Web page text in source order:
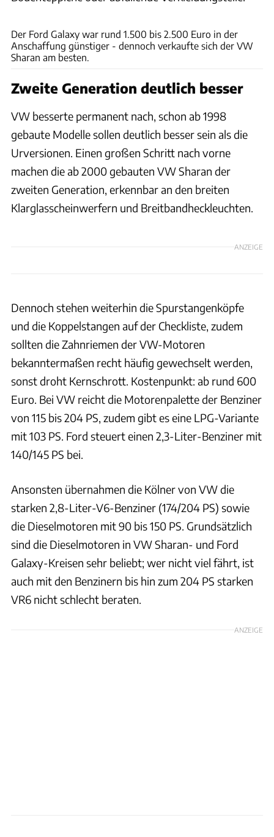
Der Ford Galaxy war rund 1.500 bis 2.500 Euro in der
Anschaffung günstiger - dennoch verkaufte sich der VW
Sharan am besten.
Zweite Generation deutlich besser
VW besserte permanent nach, schon ab 1998
gebaute Modelle sollen deutlich besser sein als die
Urversionen. Einen großen Schritt nach vorne
machen die ab 2000 gebauten VW Sharan der
zweiten Generation, erkennbar an den breiten
Klarglasscheinwerfern und Breitbandheckleuchten.
ANZEIGE
Dennoch stehen weiterhin die Spurstangenköpfe
und die Koppelstangen auf der Checkliste, zudem
sollten die Zahnriemen der VW-Motoren
bekanntermaßen recht häufig gewechselt werden,
sonst droht Kernschrott. Kostenpunkt: ab rund 600
Euro. Bei VW reicht die Motorenpalette der Benziner
von 115 bis 204 PS, zudem gibt es eine LPG-Variante
mit 103 PS. Ford steuert einen 2,3-Liter-Benziner mit
140/145 PS bei.
Ansonsten übernahmen die Kölner von VW die
starken 2,8-Liter-V6-Benziner (174/204 PS) sowie
die Dieselmotoren mit 90 bis 150 PS. Grundsätzlich
sind die Dieselmotoren in VW Sharan- und Ford
Galaxy-Kreisen sehr beliebt; wer nicht viel fährt, ist
auch mit den Benzinern bis hin zum 204 PS starken
VR6 nicht schlecht beraten.
ANZEIGE